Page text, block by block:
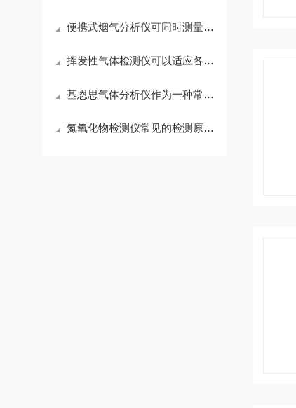
便携式烟气分析仪可同时测量多种气体
挥发性气体检测仪可以适应各种复杂的工业环境
基恩思气体分析仪作为一种常见的气体检测设备
氮氧化物检测仪常见的检测原理有化学发光法、红外吸收法两种